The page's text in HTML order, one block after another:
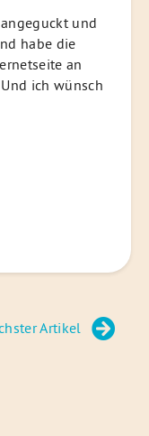
und
habe die
an
ich wünsch
Artikel